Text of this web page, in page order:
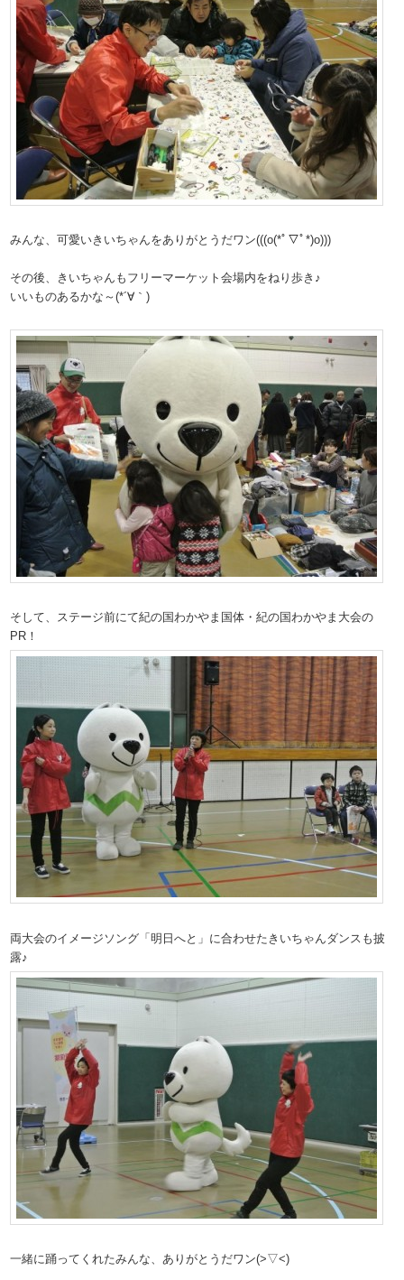
みんな、可愛いきいちゃんをありがとうだワン(((o(*ﾟ▽ﾟ*)o)))
その後、きいちゃんもフリーマーケット会場内をねり歩き♪
いいものあるかな～(*´∀｀)
そして、ステージ前にて紀の国わかやま国体・紀の国わかやま大会の
PR！
両大会のイメージソング「明日へと」に合わせたきいちゃんダンスも披
露♪
一緒に踊ってくれたみんな、ありがとうだワン(>▽<)